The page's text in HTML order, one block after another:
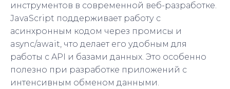
инструментов в современной веб-разработке.
JavaScript поддерживает работу с
асинхронным кодом через промисы и
async/await, что делает его удобным для
работы с API и базами данных. Это особенно
полезно при разработке приложений с
интенсивным обменом данными.